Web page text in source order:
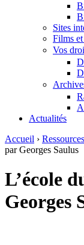
Sites
Films
Vos
Actualités
Accueil › Ressources
par Georges Saulus
L’école
Georges